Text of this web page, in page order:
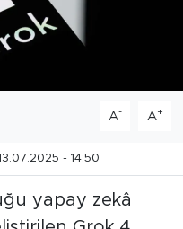
A- A+
- 14:50
yapay zekâ